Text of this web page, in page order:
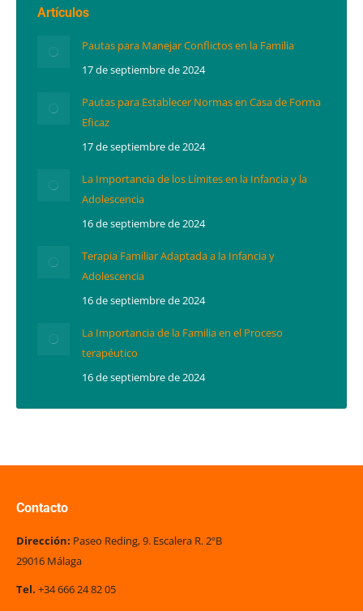
Artículos
Pautas para Manejar Conflictos en la Familia
17 de septiembre de 2024
Pautas para Establecer Normas en Casa de Forma
Eficaz
17 de septiembre de 2024
La Importancia de los Límites en la Infancia y la
Adolescencia
16 de septiembre de 2024
Terapia Familiar Adaptada a la Infancia y
Adolescencia
16 de septiembre de 2024
La Importancia de la Familia en el Proceso
terapéutico
16 de septiembre de 2024
Contacto
Dirección: Paseo Reding, 9. Escalera R. 2ºB
29016 Málaga
Tel. +34 666 24 82 05